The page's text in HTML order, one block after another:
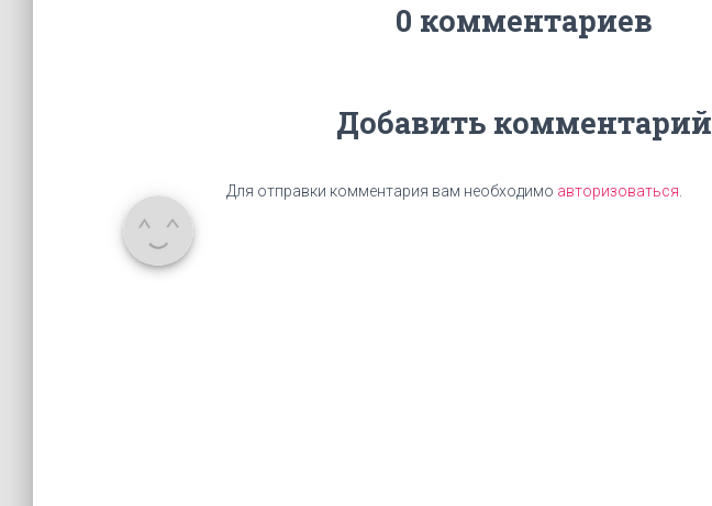
0 комментариев
Добавить комментарий
Для отправки комментария вам необходимо авторизоваться